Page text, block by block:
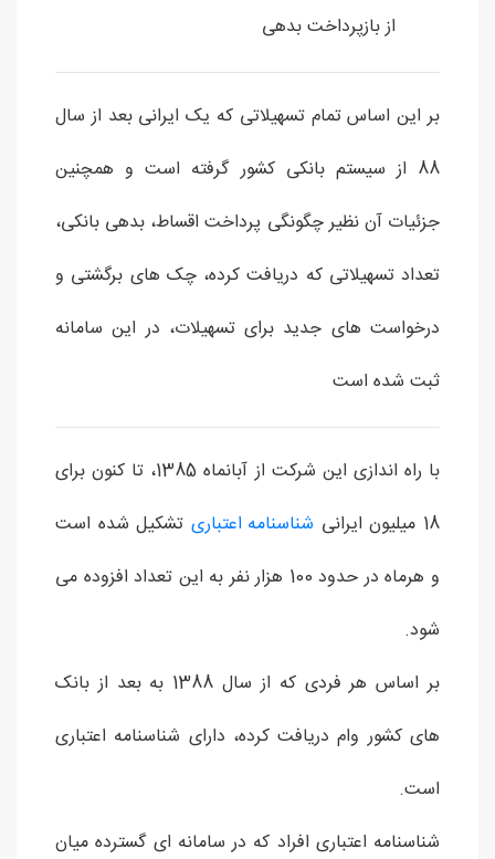
از بازپرداخت بدهی
بر این اساس تمام تسهیلاتی که یک ایرانی بعد از سال
88 از سیستم بانکی کشور گرفته است و همچنین
جزئیات آن نظیر چگونگی پرداخت اقساط، بدهی بانکی،
تعداد تسهیلاتی که دریافت کرده، چک های برگشتی و
درخواست های جدید برای تسهیلات، در این سامانه
ثبت شده است
با راه اندازی این شرکت از آبانماه 1385، تا کنون برای
18 میلیون ایرانی
شناسنامه اعتباری تشکیل شده است
و هرماه در حدود 100 هزار نفر به این تعداد افزوده می
شود.
بر اساس هر فردی که از سال 1388 به بعد از بانک
های کشور وام دریافت کرده، دارای شناسنامه اعتباری
است.
شناسنامه اعتباری افراد که در سامانه ای گسترده میان